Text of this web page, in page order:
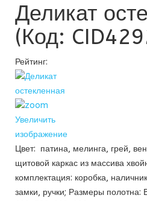
Деликат
(Код:
Рейтинг:
Увеличить
изображение
Цвет: патина, мелинга, грей,
щитовой каркас из массива
комплектация: коробка,
замки, ручки; Размеры